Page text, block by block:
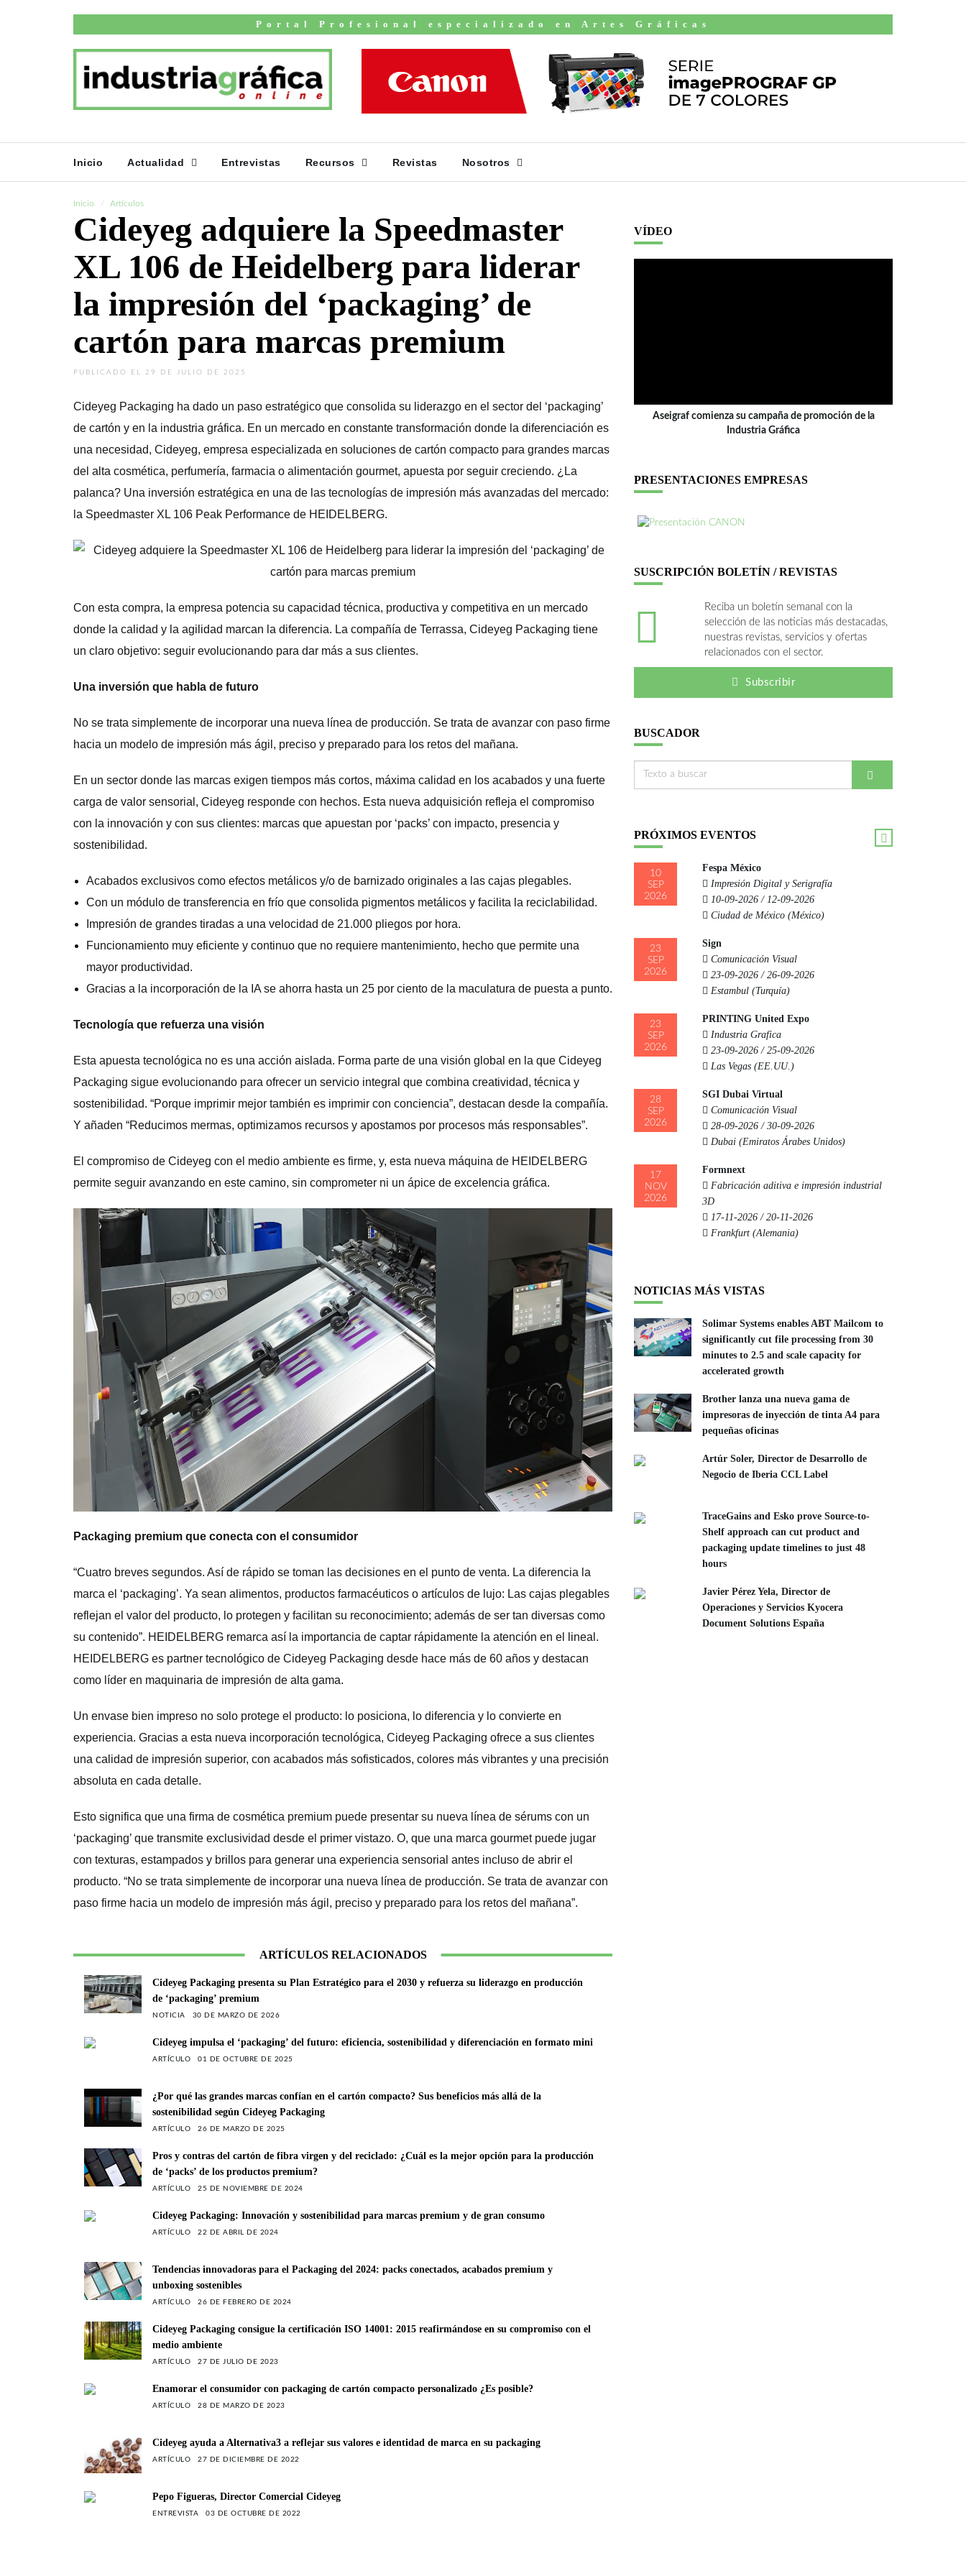
Portal Profesional especializado en Artes Gráficas
Inicio Actualidad Entrevistas Recursos Revistas Nosotros
Inicio Artículos
Cideyeg adquiere la Speedmaster
XL 106 de Heidelberg para liderar
la impresión del ‘packaging’ de
cartón para marcas premium
PUBLICADO EL 29 DE JULIO DE 2025
Cideyeg Packaging ha dado un paso estratégico que consolida su liderazgo en el sector del ‘packaging’
de cartón y en la industria gráfica. En un mercado en constante transformación donde la diferenciación es
una necesidad, Cideyeg, empresa especializada en soluciones de cartón compacto para grandes marcas
del alta cosmética, perfumería, farmacia o alimentación gourmet, apuesta por seguir creciendo. ¿La
palanca? Una inversión estratégica en una de las tecnologías de impresión más avanzadas del mercado:
la Speedmaster XL 106 Peak Performance de HEIDELBERG.
Con esta compra, la empresa potencia su capacidad técnica, productiva y competitiva en un mercado
donde la calidad y la agilidad marcan la diferencia. La compañía de Terrassa, Cideyeg Packaging tiene
un claro objetivo: seguir evolucionando para dar más a sus clientes.
Una inversión que habla de futuro
No se trata simplemente de incorporar una nueva línea de producción. Se trata de avanzar con paso firme
hacia un modelo de impresión más ágil, preciso y preparado para los retos del mañana.
En un sector donde las marcas exigen tiempos más cortos, máxima calidad en los acabados y una fuerte
carga de valor sensorial, Cideyeg responde con hechos. Esta nueva adquisición refleja el compromiso
con la innovación y con sus clientes: marcas que apuestan por ‘packs’ con impacto, presencia y
sostenibilidad.
Acabados exclusivos como efectos metálicos y/o de barnizado originales a las cajas plegables.
Con un módulo de transferencia en frío que consolida pigmentos metálicos y facilita la reciclabilidad.
Impresión de grandes tiradas a una velocidad de 21.000 pliegos por hora.
Funcionamiento muy eficiente y continuo que no requiere mantenimiento, hecho que permite una
mayor productividad.
Gracias a la incorporación de la IA se ahorra hasta un 25 por ciento de la maculatura de puesta a punto.
Tecnología que refuerza una visión
Esta apuesta tecnológica no es una acción aislada. Forma parte de una visión global en la que Cideyeg
Packaging sigue evolucionando para ofrecer un servicio integral que combina creatividad, técnica y
sostenibilidad. “Porque imprimir mejor también es imprimir con conciencia”, destacan desde la compañía.
Y añaden “Reducimos mermas, optimizamos recursos y apostamos por procesos más responsables”.
El compromiso de Cideyeg con el medio ambiente es firme, y, esta nueva máquina de HEIDELBERG
permite seguir avanzando en este camino, sin comprometer ni un ápice de excelencia gráfica.
Packaging premium que conecta con el consumidor
“Cuatro breves segundos. Así de rápido se toman las decisiones en el punto de venta. La diferencia la
marca el ‘packaging’. Ya sean alimentos, productos farmacéuticos o artículos de lujo: Las cajas plegables
reflejan el valor del producto, lo protegen y facilitan su reconocimiento; además de ser tan diversas como
su contenido”. HEIDELBERG remarca así la importancia de captar rápidamente la atención en el lineal.
HEIDELBERG es partner tecnológico de Cideyeg Packaging desde hace más de 60 años y destacan
como líder en maquinaria de impresión de alta gama.
Un envase bien impreso no solo protege el producto: lo posiciona, lo diferencia y lo convierte en
experiencia. Gracias a esta nueva incorporación tecnológica, Cideyeg Packaging ofrece a sus clientes
una calidad de impresión superior, con acabados más sofisticados, colores más vibrantes y una precisión
absoluta en cada detalle.
Esto significa que una firma de cosmética premium puede presentar su nueva línea de sérums con un
‘packaging’ que transmite exclusividad desde el primer vistazo. O, que una marca gourmet puede jugar
con texturas, estampados y brillos para generar una experiencia sensorial antes incluso de abrir el
producto. “No se trata simplemente de incorporar una nueva línea de producción. Se trata de avanzar con
paso firme hacia un modelo de impresión más ágil, preciso y preparado para los retos del mañana”.
ARTÍCULOS RELACIONADOS
Cideyeg Packaging presenta su Plan Estratégico para el 2030 y refuerza su liderazgo en producción
de ‘packaging’ premium
NOTICIA 30 DE MARZO DE 2026
Cideyeg impulsa el ‘packaging’ del futuro: eficiencia, sostenibilidad y diferenciación en formato mini
ARTÍCULO 01 DE OCTUBRE DE 2025
¿Por qué las grandes marcas confían en el cartón compacto? Sus beneficios más allá de la
sostenibilidad según Cideyeg Packaging
ARTÍCULO 26 DE MARZO DE 2025
Pros y contras del cartón de fibra virgen y del reciclado: ¿Cuál es la mejor opción para la producción
de ‘packs’ de los productos premium?
ARTÍCULO 25 DE NOVIEMBRE DE 2024
Cideyeg Packaging: Innovación y sostenibilidad para marcas premium y de gran consumo
ARTÍCULO 22 DE ABRIL DE 2024
Tendencias innovadoras para el Packaging del 2024: packs conectados, acabados premium y
unboxing sostenibles
ARTÍCULO 26 DE FEBRERO DE 2024
Cideyeg Packaging consigue la certificación ISO 14001: 2015 reafirmándose en su compromiso con el
medio ambiente
ARTÍCULO 27 DE JULIO DE 2023
Enamorar el consumidor con packaging de cartón compacto personalizado ¿Es posible?
ARTÍCULO 28 DE MARZO DE 2023
Cideyeg ayuda a Alternativa3 a reflejar sus valores e identidad de marca en su packaging
ARTÍCULO 27 DE DICIEMBRE DE 2022
Pepo Figueras, Director Comercial Cideyeg
ENTREVISTA 03 DE OCTUBRE DE 2022
VÍDEO
Aseigraf comienza su campaña de promoción de la
Industria Gráfica
PRESENTACIONES EMPRESAS
SUSCRIPCIÓN BOLETÍN / REVISTAS
Reciba un boletín semanal con la
selección de las noticias más destacadas,
nuestras revistas, servicios y ofertas
relacionados con el sector.
Subscribir
BUSCADOR
PRÓXIMOS EVENTOS
10
SEP
2026
Fespa México
Impresión Digital y Serigrafía
10-09-2026 / 12-09-2026
Ciudad de México (México)
23
SEP
2026
Sign
Comunicación Visual
23-09-2026 / 26-09-2026
Estambul (Turquía)
23
SEP
2026
PRINTING United Expo
Industria Grafica
23-09-2026 / 25-09-2026
Las Vegas (EE.UU.)
28
SEP
2026
SGI Dubai Virtual
Comunicación Visual
28-09-2026 / 30-09-2026
Dubai (Emiratos Árabes Unidos)
17
NOV
2026
Formnext
Fabricación aditiva e impresión industrial
3D
17-11-2026 / 20-11-2026
Frankfurt (Alemania)
NOTICIAS MÁS VISTAS
Solimar Systems enables ABT Mailcom to
significantly cut file processing from 30
minutes to 2.5 and scale capacity for
accelerated growth
Brother lanza una nueva gama de
impresoras de inyección de tinta A4 para
pequeñas oficinas
Artúr Soler, Director de Desarrollo de
Negocio de Iberia CCL Label
TraceGains and Esko prove Source-to-
Shelf approach can cut product and
packaging update timelines to just 48
hours
Javier Pérez Yela, Director de
Operaciones y Servicios Kyocera
Document Solutions España